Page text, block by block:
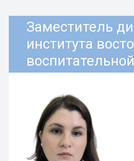
Заместитель
института